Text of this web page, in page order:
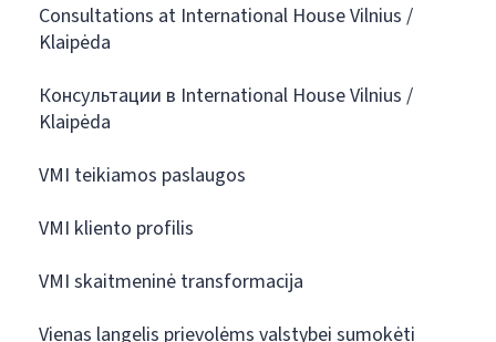
Consultations at International House Vilnius /
Klaipėda
Консультации в International House Vilnius /
Klaipėda
VMI teikiamos paslaugos
VMI kliento profilis
VMI skaitmeninė transformacija
Vienas langelis prievolėms valstybei sumokėti